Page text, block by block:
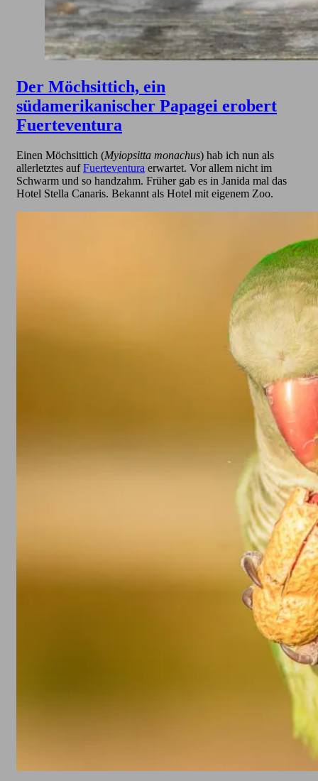
Der Möchsittich, ein
südamerikanischer Papagei erobert
Fuerteventura
Einen Möchsittich (Myiopsitta monachus) hab ich nun als
allerletztes aufFuerteventura erwartet. Vor allem nicht im
Schwarm und so handzahm. Früher gab es in Janida mal das
Hotel Stella Canaris. Bekannt als Hotel mit eigenem Zoo.